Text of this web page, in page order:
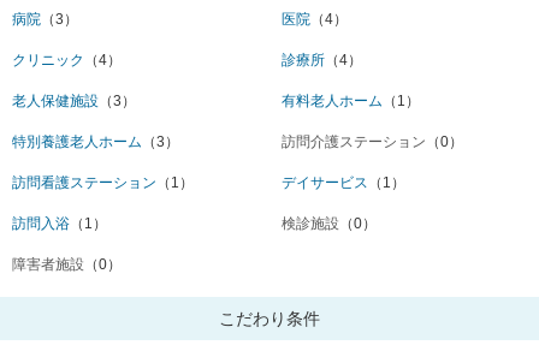
病院 （3） 医院 （4）
クリニック （4） 診療所 （4）
老人保健施設 （3） 有料老人ホーム （1）
特別養護老人ホーム （3） 訪問介護ステーション （0）
訪問看護ステーション （1） デイサービス （1）
訪問入浴 （1） 検診施設 （0）
障害者施設 （0）
こだわり条件